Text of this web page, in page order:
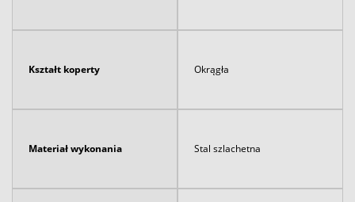
Kształt koperty Okrągła
Materiał wykonania Stal szlachetna